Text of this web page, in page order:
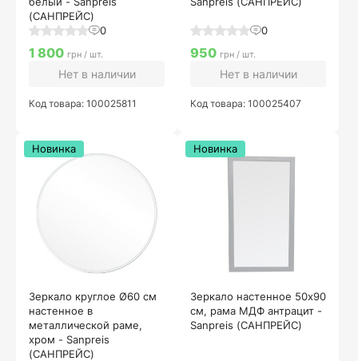
(САНПРЕЙС)
0
1 800 грн / шт.
Нет в наличии
Код товара: 100025811
0
950 грн / шт.
Нет в наличии
Код товара: 100025407
Зеркало круглое Ø60 см
настенное в
металлической раме,
хром - Sanpreis
(САНПРЕЙС)
Новинка
Зеркало настенное 50х90
см, рама МДФ антрацит -
Sanpreis (САНПРЕЙС)
Новинка